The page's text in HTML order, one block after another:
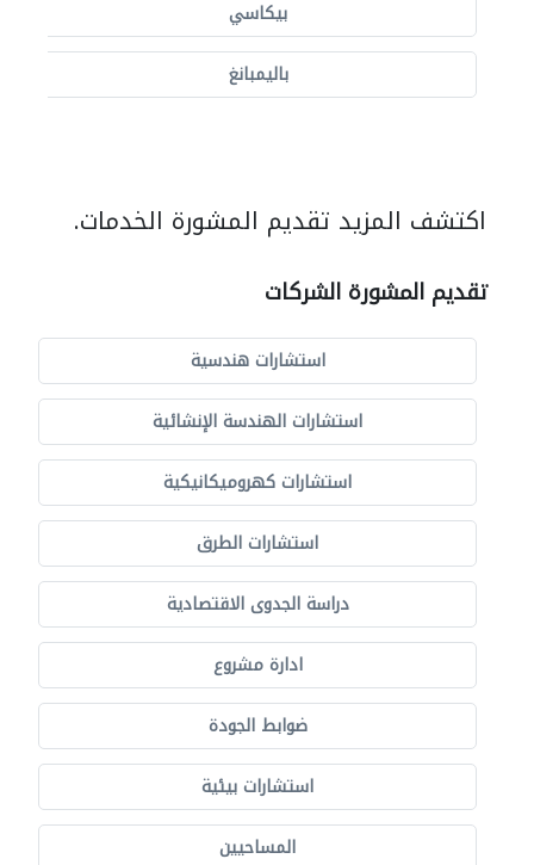
بيكاسي
باليمبانغ
اكتشف المزيد تقديم المشورة الخدمات.
تقديم المشورة الشركات
استشارات هندسية
استشارات الهندسة الإنشائية
استشارات كهروميكانيكية
استشارات الطرق
دراسة الجدوى الاقتصادية
ادارة مشروع
ضوابط الجودة
استشارات بيئية
المساحيين